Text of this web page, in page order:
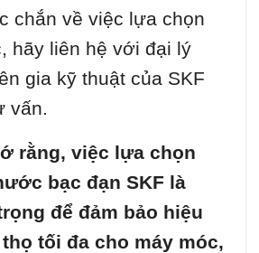
chắn về việc lựa chọn
hãy liên hệ với đại lý
gia kỹ thuật của SKF
vấn.
rằng, việc lựa chọn
bạc đạn SKF là
để đảm bảo hiệu
tối đa cho máy móc,